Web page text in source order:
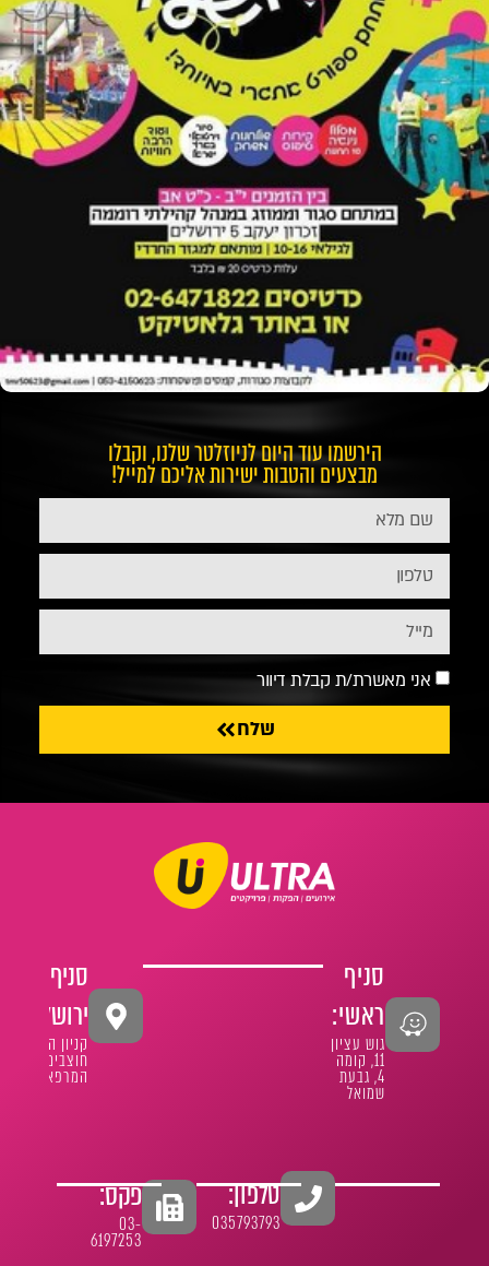
הירשמו עוד היום לניוזלטר שלנו, וקבלו
מבצעים והטבות ישירות אליכם למייל!
אני מאשרת/ת קבלת דיוור
שלח
סניף
ראשי:
גוש עציון
11, קומה
4, גבעת
שמואל
סניף
ירושלים:
קניון הר
חוצבים
המרפא 1
טלפון:
035793793
פקס:
03-
6197253